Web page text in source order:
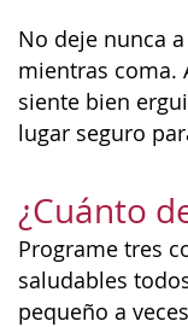
No deje nunca
mientras coma.
siente bien
lugar seguro
¿Cuánto
Programe tres
saludables
pequeño a